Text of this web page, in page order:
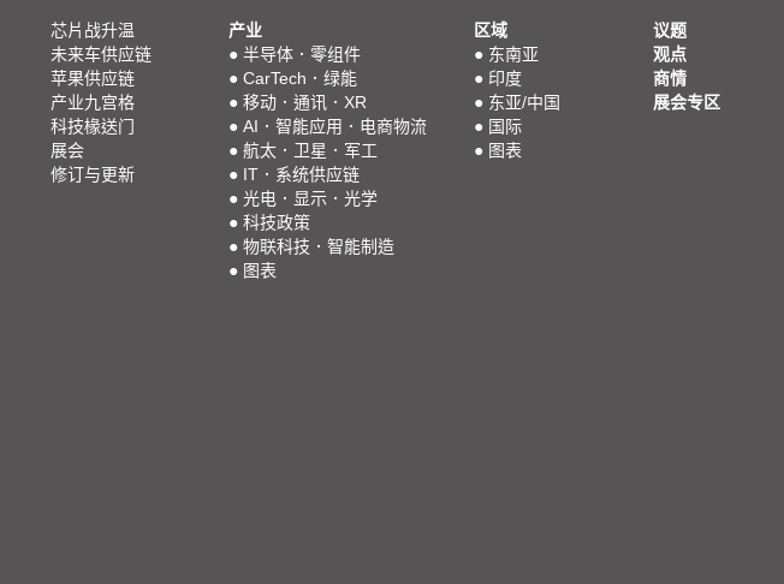
芯片战升温
未来车供应链
苹果供应链
产业九宫格
科技椽送门
展会
修订与更新
产业
● 半导体．零组件
● CarTech．绿能
● 移动．通讯．XR
● AI．智能应用．电商物流
● 航太．卫星．军工
● IT．系统供应链
● 光电．显示．光学
● 科技政策
● 物联科技．智能制造
● 图表
区域
● 东南亚
● 印度
● 东亚/中国
● 国际
● 图表
议题
观点
商情
展会专区